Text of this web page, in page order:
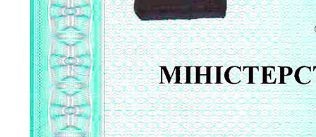
Керівництво УТОГ
Громадські ради УТОГ ⩺
Всеукраїнська Рада голів обласних
організацій УТОГ
Всеукраїнська Рада ветеранів УТОГ
Всеукраїнська Рада перекладачів жестової
мови УТОГ
Всеукраїнська Рада директорів УТОГ
Всеукраїнська молодіжна Рада УТОГ